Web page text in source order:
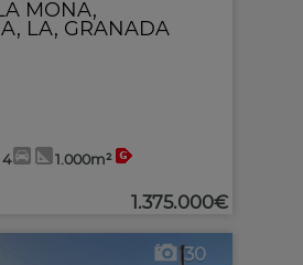
MONA,
LA, GRANADA
4 1.000m²
1.375.000€
30